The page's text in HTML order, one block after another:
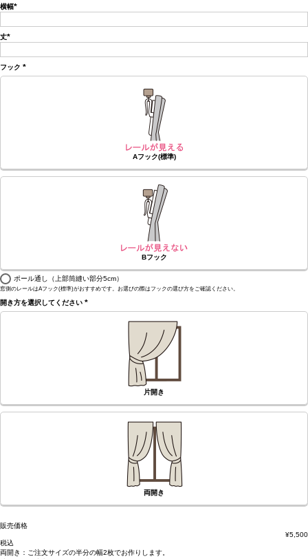
横幅
須)
丈
須)
フック
(必
Aフック(標準)
Bフック
ポール通し（上部筒縫い部分5cm）
窓側のレールはAフック(標準)がおすすめです。お選びの際はフックの選び方をご確認ください。
開き方を選択してください
(必
片開き
両開き
販売価格
¥5,500
税込
両開き： ご注文サイズの半分の幅2枚でお作りします。